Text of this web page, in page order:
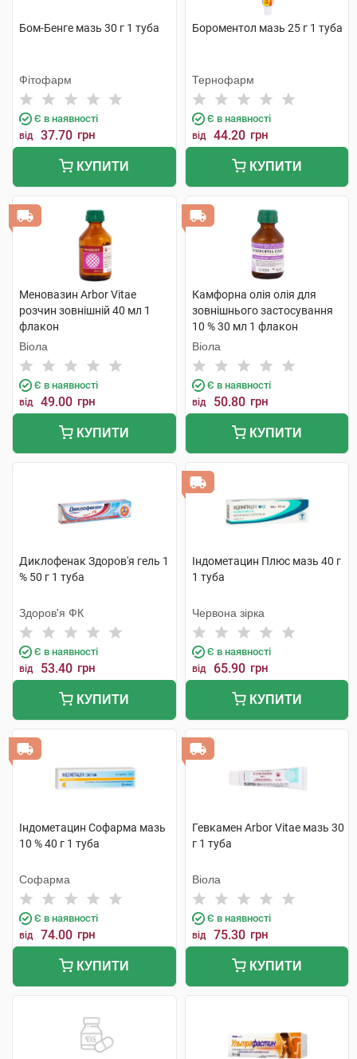
Бом-Бенге мазь 30 г 1 туба
Фітофарм
Є в наявності
від 37.70 грн
КУПИТИ
Бороментол мазь 25 г 1 туба
Тернофарм
Є в наявності
від 44.20 грн
КУПИТИ
Меновазин Arbor Vitae
розчин зовнішній 40 мл 1
флакон
Віола
Є в наявності
від 49.00 грн
КУПИТИ
Камфорна олія олія для
зовнішнього застосування
10 % 30 мл 1 флакон
Віола
Є в наявності
від 50.80 грн
КУПИТИ
Диклофенак Здоров'я гель 1
% 50 г 1 туба
Здоров'я ФК
Є в наявності
від 53.40 грн
КУПИТИ
Індометацин Плюс мазь 40 г
1 туба
Червона зірка
Є в наявності
від 65.90 грн
КУПИТИ
Індометацин Софарма мазь
10 % 40 г 1 туба
Софарма
Є в наявності
від 74.00 грн
КУПИТИ
Гевкамен Arbor Vitae мазь 30
г 1 туба
Віола
Є в наявності
від 75.30 грн
КУПИТИ